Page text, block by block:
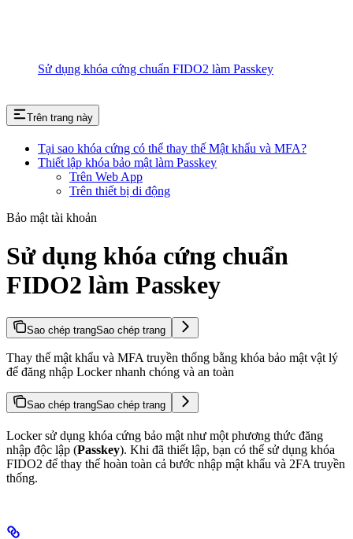
Sử dụng khóa cứng chuẩn FIDO2 làm Passkey
Trên trang này
Tại sao khóa cứng có thể thay thế Mật khẩu và MFA?
Thiết lập khóa bảo mật làm Passkey
Trên Web App
Trên thiết bị di động
Bảo mật tài khoản
Sử dụng khóa cứng chuẩn
FIDO2 làm Passkey
Sao chép trangSao chép trang
Thay thế mật khẩu và MFA truyền thống bằng khóa bảo mật vật lý
để đăng nhập Locker nhanh chóng và an toàn
Sao chép trangSao chép trang
Locker sử dụng khóa cứng bảo mật như một phương thức đăng
nhập độc lập (Passkey). Khi đã thiết lập, bạn có thể sử dụng khóa
FIDO2 để thay thế hoàn toàn cả bước nhập mật khẩu và 2FA truyền
thống.